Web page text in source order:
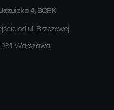
4, SCEK
od ul. Brzozowej
281 Warszawa